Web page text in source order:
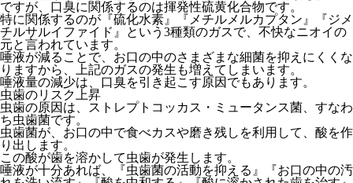
ですが、口臭に関係するのは揮発性硫黄化合物です。
特に関係するのが『硫化水素』『メチルメルカプタン』『ジメ
チルサルイファイド』という3種類のガスで、不快なニオイの
元と言われています。
唾液が減ることで、お口の中のさまざまな細菌を抑えにくくな
りますから、上記のガスの発生も増えてしまいます。
唾液量の減少は、口臭を引き起こす原因でもあります。
虫歯のリスク上昇
虫歯の原因は、ストレプトコッカス・ミュータンス菌、すなわ
ち虫歯菌です。
虫歯菌が、お口の中で食べカスや磨き残しを利用して、酸を作
り出します。
この酸が歯を溶かして虫歯が発生します。
唾液が十分あれば、『虫歯菌の活動を抑える』『お口の中の汚